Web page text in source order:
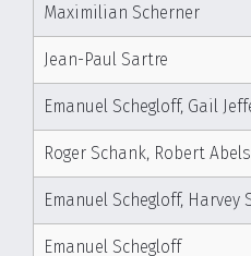
Maximilian Scherner
Jean-Paul Sartre
Emanuel Schegloff, Gail
Roger Schank, Robert
Emanuel Schegloff, Harvey
Emanuel Schegloff